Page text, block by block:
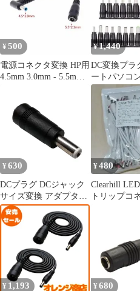
¥ 500
電源コネクタ変換 HP用
4.5mm 3.0mm - 5.5mm
¥1,440
DC変換プラ
ートパソコ
プター 変換
¥ 630
DCプラグ DCジャック
サイズ変換 アダプター
コネクター 外径5.5mm
内径2.1mm → 外径
5.5mm 内径2.5mm
¥480
Clearhill
トリップコ
¥ 1,193 ¥ 680